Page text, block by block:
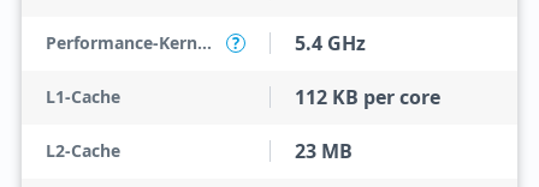
Performance-Kern-Turbotaktung ? 5.4 GHz
L1-Cache 112 KB per core
L2-Cache 23 MB